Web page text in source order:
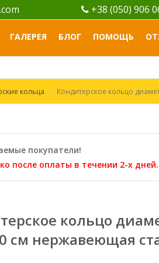
+38 (050) 906
ГАЛЕРЕЯ БЛОГ ПОМОЩЬ
кольца Кондитерское кольцо
покупатели!
после оплаты в течении 2-х дней.
кольцо
см нержавеющая